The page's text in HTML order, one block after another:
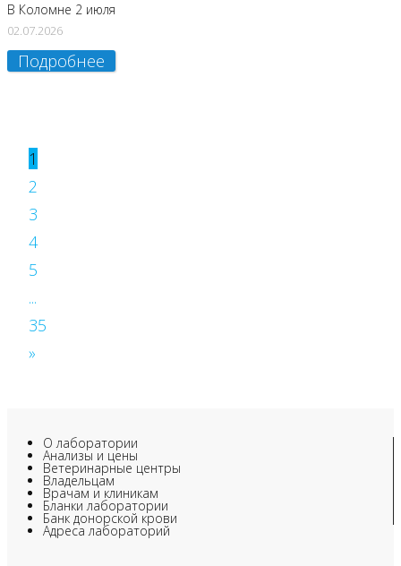
В Коломне 2 июля
02.07.2026
Подробнее
1
2
3
4
5
...
35
»
О лаборатории
Анализы и цены
Ветеринарные центры
Владельцам
Врачам и клиникам
Бланки лаборатории
Банк донорской крови
Адреса лабораторий